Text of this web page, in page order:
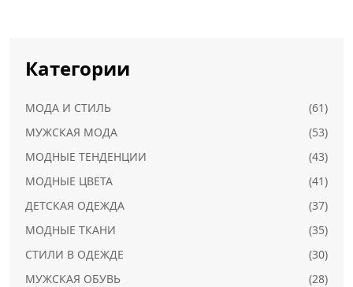
Категории
МОДА И СТИЛЬ
(61)
МУЖСКАЯ МОДА
(53)
МОДНЫЕ ТЕНДЕНЦИИ
(43)
МОДНЫЕ ЦВЕТА
(41)
ДЕТСКАЯ ОДЕЖДА
(37)
МОДНЫЕ ТКАНИ
(35)
СТИЛИ В ОДЕЖДЕ
(30)
МУЖСКАЯ ОБУВЬ
(28)